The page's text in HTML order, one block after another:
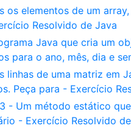
os elementos de um
Resolvido de Java
Java que cria um
para o ano, mês, dia e
linhas de uma matriz em
Peça para - Exercício
- Um método estático
- Exercício Resolvido